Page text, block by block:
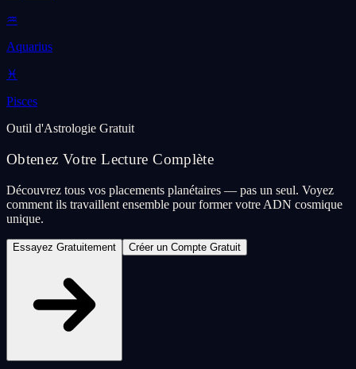
♒
Aquarius
♓
Pisces
Outil d'Astrologie Gratuit
Obtenez Votre Lecture Complète
Découvrez tous vos placements planétaires — pas un seul. Voyez
comment ils travaillent ensemble pour former votre ADN cosmique
unique.
Essayez Gratuitement Créer un Compte Gratuit